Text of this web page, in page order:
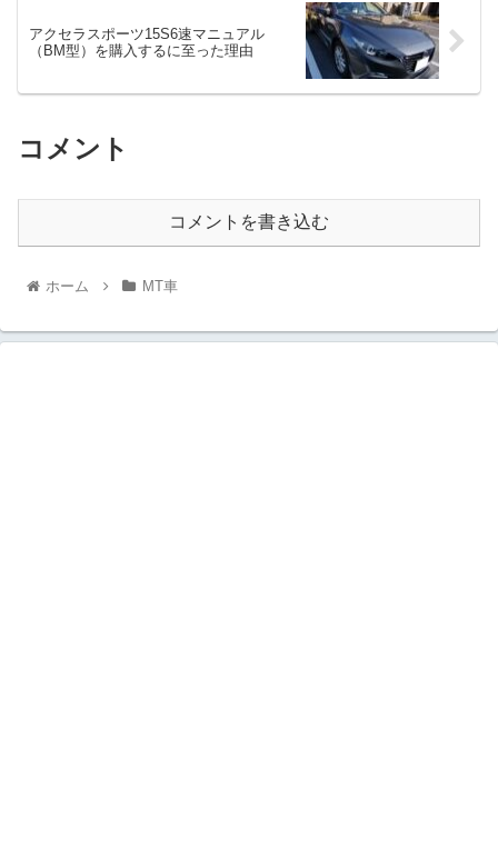
アクセラスポーツ15S6速マニュアル
（BM型）を購入するに至った理由
コメント
コメントを書き込む
ホーム MT車